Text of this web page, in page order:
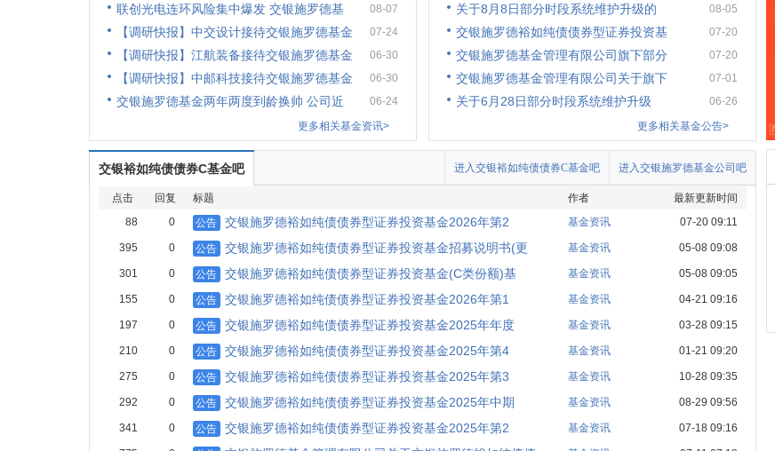
联创光电连环风险集中爆发 交银施罗德基 08-07
【调研快报】中交设计接待交银施罗德基金 07-24
【调研快报】江航装备接待交银施罗德基金 06-30
【调研快报】中邮科技接待交银施罗德基金 06-30
交银施罗德基金两年两度到龄换帅 公司近
06-24
更多相关基金资讯>
关于8月8日部分时段系统维护升级的 08-05
交银施罗德裕如纯债债券型证券投资基 07-20
交银施罗德基金管理有限公司旗下部分 07-20
交银施罗德基金管理有限公司关于旗下 07-01
关于6月28日部分时段系统维护升级
06-26
更多相关基金公告>
交银裕如纯债债券C基金吧 进入交银施罗德基金公司吧
进入交银裕如纯债债券C基金吧
点击 回复 标题 作者
最新更新时间
88
0 公告 交银施罗德裕如纯债债券型证券投资基金2026年第2 基金资讯 07-20 09:11
395 0 公告 交银施罗德裕如纯债债券型证券投资基金招募说明书(更 基金资讯 05-08 09:08
301 0 公告 交银施罗德裕如纯债债券型证券投资基金(C类份额)基 基金资讯 05-08 09:05
155 0 公告 交银施罗德裕如纯债债券型证券投资基金2026年第1 基金资讯 04-21 09:16
197 0 公告 交银施罗德裕如纯债债券型证券投资基金2025年年度 基金资讯 03-28 09:15
210 0 公告 交银施罗德裕如纯债债券型证券投资基金2025年第4 基金资讯 01-21 09:20
275 0 公告 交银施罗德裕如纯债债券型证券投资基金2025年第3 基金资讯 10-28 09:35
292 0 公告 交银施罗德裕如纯债债券型证券投资基金2025年中期 基金资讯 08-29 09:56
341 0 公告 交银施罗德裕如纯债债券型证券投资基金2025年第2 基金资讯 07-18 09:16